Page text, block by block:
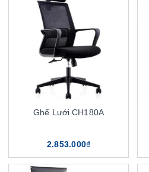
Ghế Lưới CH180A
2.853.000₫